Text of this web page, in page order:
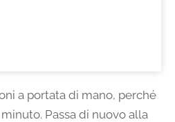
a portata di mano, perché
Passa di nuovo alla